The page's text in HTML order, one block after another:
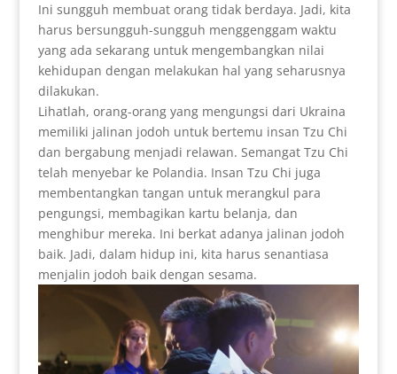
Ini sungguh membuat orang tidak berdaya. Jadi, kita
harus bersungguh-sungguh menggenggam waktu
yang ada sekarang untuk mengembangkan nilai
kehidupan dengan melakukan hal yang seharusnya
dilakukan.
Lihatlah, orang-orang yang mengungsi dari Ukraina
memiliki jalinan jodoh untuk bertemu insan Tzu Chi
dan bergabung menjadi relawan. Semangat Tzu Chi
telah menyebar ke Polandia. Insan Tzu Chi juga
membentangkan tangan untuk merangkul para
pengungsi, membagikan kartu belanja, dan
menghibur mereka. Ini berkat adanya jalinan jodoh
baik. Jadi, dalam hidup ini, kita harus senantiasa
menjalin jodoh baik dengan sesama.